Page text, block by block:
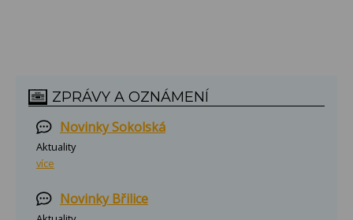
ZPRÁVY A OZNÁMENÍ
Novinky Sokolská
Aktuality
více
Novinky Břilice